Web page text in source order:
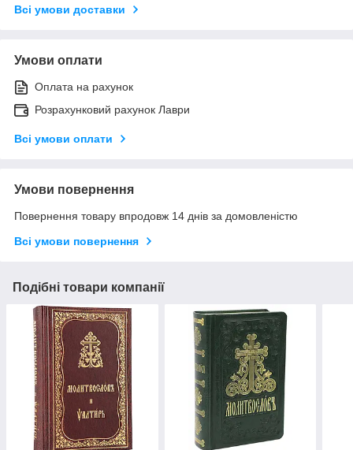
Всі умови доставки
Умови оплати
Оплата на рахунок
Розрахунковий рахунок Лаври
Всі умови оплати
Умови повернення
Повернення товару впродовж 14 днів за домовленістю
Всі умови повернення
Подібні товари компанії